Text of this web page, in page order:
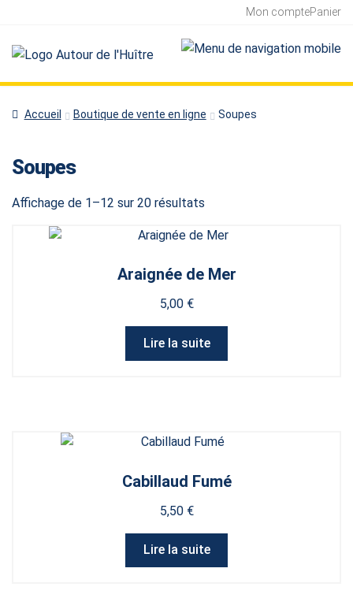
Mon comptePanier
Accueil Boutique de vente en ligne Soupes
Soupes
Affichage de 1–12 sur 20 résultats
Araignée de Mer
5,00 €
Lire la suite
Cabillaud Fumé
5,50 €
Lire la suite